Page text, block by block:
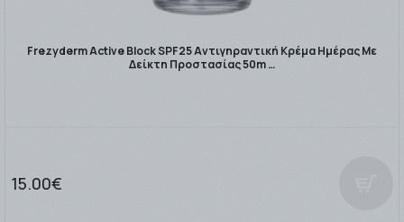
Frezyderm Active Block SPF25 Αντιγηραντική Κρέμα Ημέρας Με
Δείκτη Προστασίας 50m …
15.00€